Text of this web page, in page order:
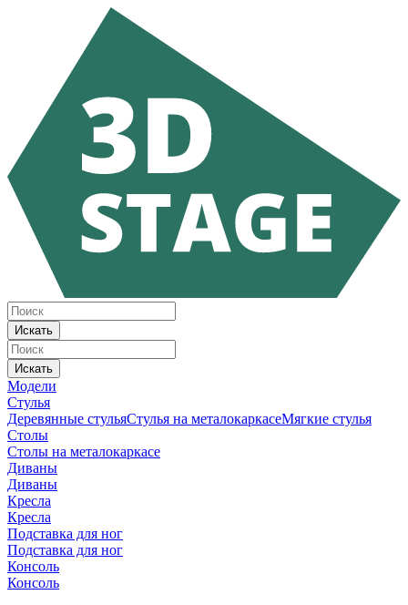
Искать
Искать
Модели
Стулья
Деревянные стульяСтулья на металокаркасеМягкие стулья
Столы
Столы на металокаркасе
Диваны
Диваны
Кресла
Кресла
Подставка для ног
Подставка для ног
Консоль
Консоль